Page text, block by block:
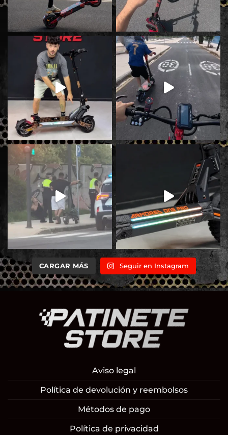
CARGAR MÁS Seguir en Instagram
Aviso legal
Política de devolución y reembolsos
Métodos de pago
Política de privacidad